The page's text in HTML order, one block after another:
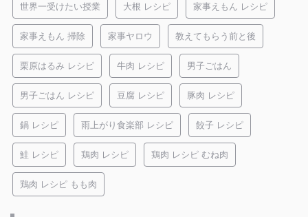
世界一受けたい授業 大根 レシピ 家事えもん レシピ
家事えもん 掃除 家事ヤロウ 教えてもらう前と後
栗原はるみ レシピ 牛肉 レシピ 男子ごはん
男子ごはん レシピ 豆腐 レシピ 豚肉 レシピ
鍋 レシピ 雨上がり食楽部 レシピ 餃子 レシピ
鮭 レシピ 鶏肉 レシピ 鶏肉 レシピ むね肉
鶏肉 レシピ もも肉